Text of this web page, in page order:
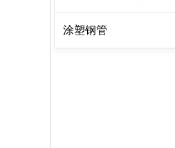
涂塑钢管